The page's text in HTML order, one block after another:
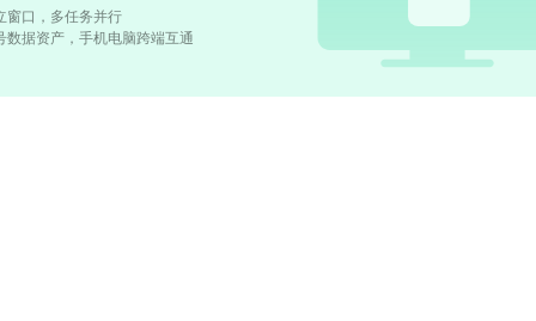
窗口，多任务并行
数据资产，手机电脑跨端互通